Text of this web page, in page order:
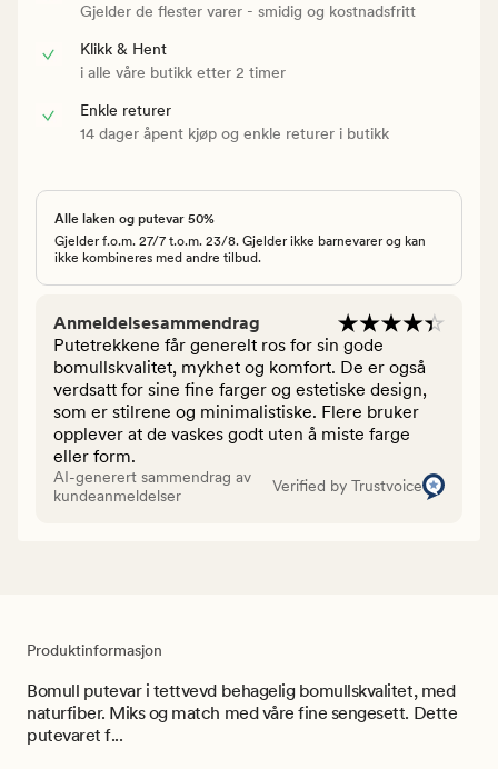
Gjelder de flester varer - smidig og kostnadsfritt
Klikk & Hent
i alle våre butikk etter 2 timer
Enkle returer
14 dager åpent kjøp og enkle returer i butikk
Alle laken og putevar 50%
Gjelder f.o.m. 27/7 t.o.m. 23/8. Gjelder ikke barnevarer og kan
ikke kombineres med andre tilbud.
Anmeldelsesammendrag
Putetrekkene får generelt ros for sin gode
bomullskvalitet, mykhet og komfort. De er også
verdsatt for sine fine farger og estetiske design,
som er stilrene og minimalistiske. Flere bruker
opplever at de vaskes godt uten å miste farge
eller form.
AI-generert sammendrag av
kundeanmeldelser
Verified by Trustvoice
Produktinformasjon
Bomull putevar i tettvevd behagelig bomullskvalitet, med
naturfiber. Miks og match med våre fine sengesett. Dette
putevaret f...